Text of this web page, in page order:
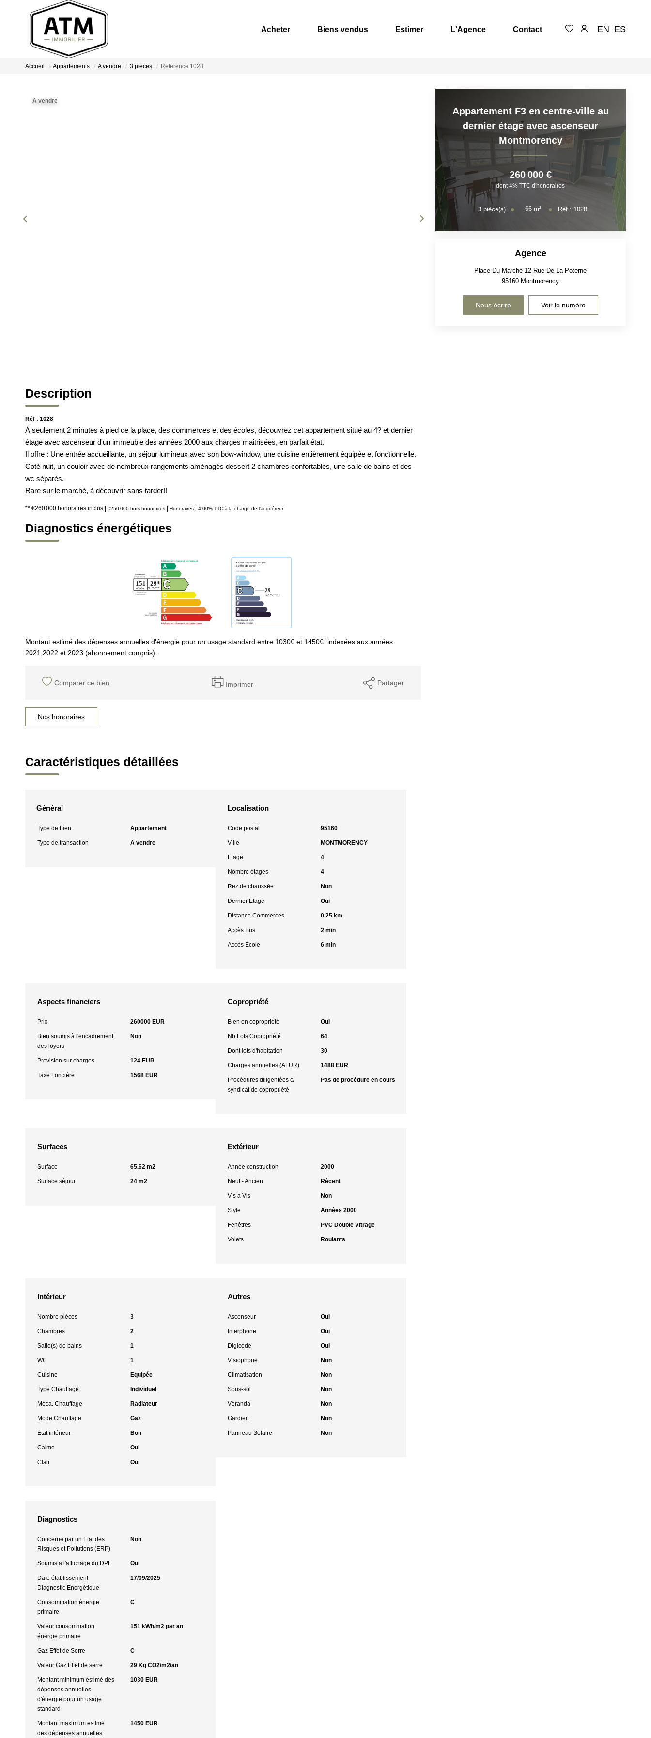
Acheter Biens vendus Estimer L'Agence Contact EN ES
Accueil Appartements A vendre 3 pièces Référence 1028
A vendre
Description
Réf : 1028
À seulement 2 minutes à pied de la place, des commerces et des écoles, découvrez cet appartement situé au 4? et dernier
étage avec ascenseur d'un immeuble des années 2000 aux charges maitrisées, en parfait état.
Il offre : Une entrée accueillante, un séjour lumineux avec son bow-window, une cuisine entièrement équipée et fonctionnelle.
Coté nuit, un couloir avec de nombreux rangements aménagés dessert 2 chambres confortables, une salle de bains et des
wc séparés.
Rare sur le marché, à découvrir sans tarder!!
** €260 000 honoraires inclus €250 000 hors honoraires Honoraires : 4.00% TTC à la charge de l'acquéreur
Diagnostics énergétiques
Montant estimé des dépenses annuelles d'énergie pour un usage standard entre 1030€ et 1450€. indexées aux années
2021,2022 et 2023 (abonnement compris).
Comparer ce bien Imprimer Partager
Nos honoraires
Caractéristiques détaillées
Général
Type de bien Appartement
Type de transaction A vendre
Localisation
Code postal 95160
Ville MONTMORENCY
Etage 4
Nombre étages 4
Rez de chaussée Non
Dernier Etage Oui
Distance Commerces 0.25 km
Accès Bus 2 min
Accès Ecole 6 min
Aspects financiers
Prix 260000 EUR
Bien soumis à l'encadrement
des loyers
Non
Provision sur charges 124 EUR
Taxe Foncière 1568 EUR
Copropriété
Bien en copropriété Oui
Nb Lots Copropriété 64
Dont lots d'habitation 30
Charges annuelles (ALUR) 1488 EUR
Procédures diligentées c/
syndicat de copropriété
Pas de procédure en cours
Surfaces
Surface 65.62 m2
Surface séjour 24 m2
Extérieur
Année construction 2000
Neuf - Ancien Récent
Vis à Vis Non
Style Années 2000
Fenêtres PVC Double Vitrage
Volets Roulants
Intérieur
Nombre pièces 3
Chambres 2
Salle(s) de bains 1
WC 1
Cuisine Equipée
Type Chauffage Individuel
Méca. Chauffage Radiateur
Mode Chauffage Gaz
Etat intérieur Bon
Calme Oui
Clair Oui
Autres
Ascenseur Oui
Interphone Oui
Digicode Oui
Visiophone Non
Climatisation Non
Sous-sol Non
Véranda Non
Gardien Non
Panneau Solaire Non
Diagnostics
Concerné par un Etat des
Risques et Pollutions (ERP)
Non
Soumis à l'affichage du DPE Oui
Date établissement
Diagnostic Energétique
17/09/2025
Consommation énergie
primaire
C
Valeur consommation
énergie primaire
151 kWh/m2 par an
Gaz Effet de Serre C
Valeur Gaz Effet de serre 29 Kg CO2/m2/an
Montant minimum estimé des
dépenses annuelles
d'énergie pour un usage
standard
1030 EUR
Montant maximum estimé
des dépenses annuelles
1450 EUR
Appartement F3 en centre-ville au
dernier étage avec ascenseur
Montmorency
260 000 €
dont 4% TTC d'honoraires
3 pièce(s) 66 m² Réf : 1028
Agence
Place Du Marché 12 Rue De La Poterne
95160 Montmorency
Nous écrire Voir le numéro